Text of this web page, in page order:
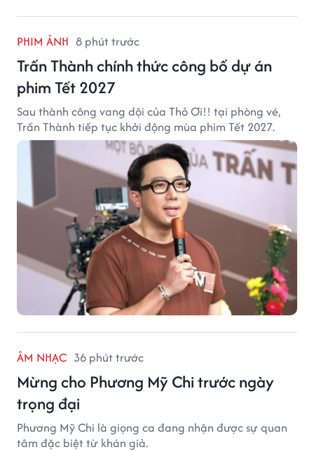
PHIM ẢNH 8 phút trước
Trấn Thành chính thức công bố dự án
phim Tết 2027
Sau thành công vang dội của Thỏ Ơi!! tại phòng vé,
Trấn Thành tiếp tục khởi động mùa phim Tết 2027.
ÂM NHẠC 36 phút trước
Mừng cho Phương Mỹ Chi trước ngày
trọng đại
Phương Mỹ Chi là giọng ca đang nhận được sự quan
tâm đặc biệt từ khán giả.